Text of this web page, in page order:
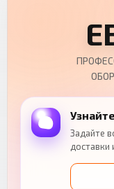
Задайте
доставки